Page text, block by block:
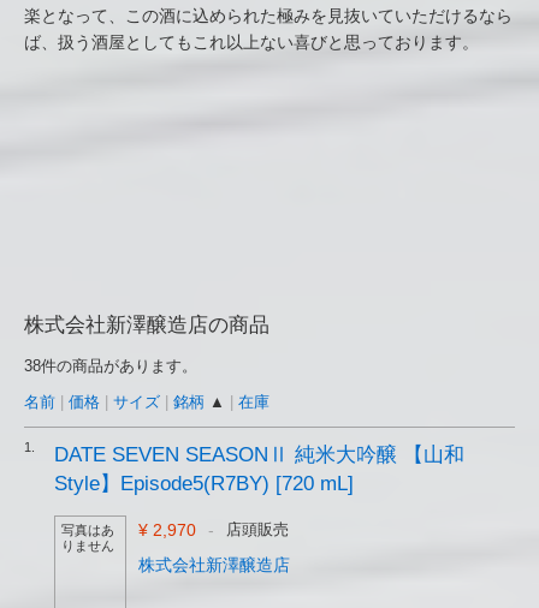
楽となって、この酒に込められた極みを見抜いていただけるなら
ば、扱う酒屋としてもこれ以上ない喜びと思っております。
株式会社新澤醸造店の商品
38件の商品があります。
名前
価格 サイズ 銘柄 ▲ 在庫
1.
DATE SEVEN SEASONⅡ 純米大吟醸 【山和
Style】Episode5(R7BY) [720 mL]
写真はあ
りません
¥ 2,970 - 店頭販売
株式会社新澤醸造店